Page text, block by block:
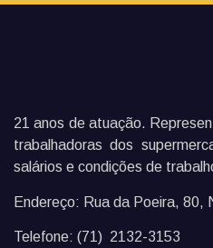
21 anos de atuação.
trabalhadoras dos
salários e condições de
Endereço: Rua da Poeira, 80,
Telefone: (71) 2132-3153